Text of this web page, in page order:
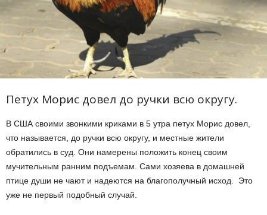
Петух Морис довел до ручки всю округу.
В США своими звонкими криками в 5 утра петух Морис довел,
что называется, до ручки всю округу, и местные жители
обратились в суд. Они намерены положить конец своим
мучительным ранним подъемам. Сами хозяева в домашней
птице души не чают и надеются на благополучный исход. Это
уже не первый подобный случай.